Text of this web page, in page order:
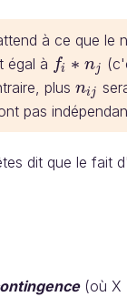
à ce que le
égal à fi ∗ nj
fi ∗nj
plus nij
nij
pas
dit que le fait
(où X